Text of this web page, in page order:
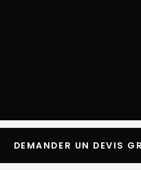
DEMANDER UN DEVIS